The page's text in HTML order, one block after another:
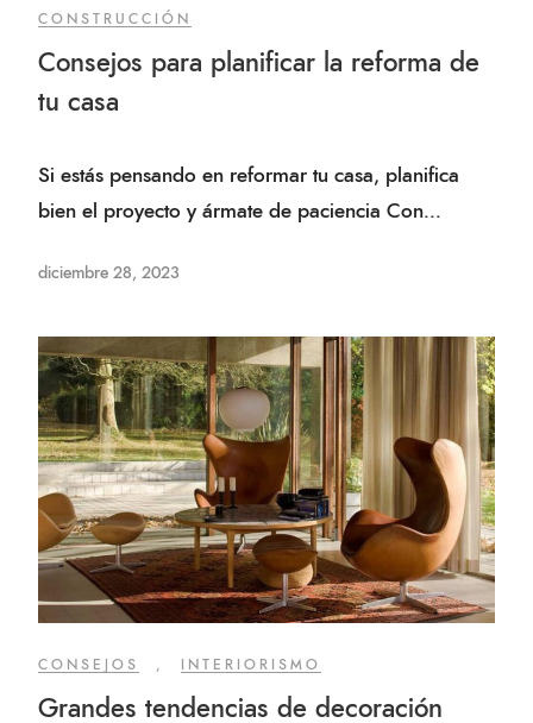
CONSTRUCCIÓN
Consejos para planificar la reforma de
tu casa
Si estás pensando en reformar tu casa, planifica
bien el proyecto y ármate de paciencia Con...
diciembre 28, 2023
CONSEJOS INTERIORISMO
Grandes tendencias de decoración